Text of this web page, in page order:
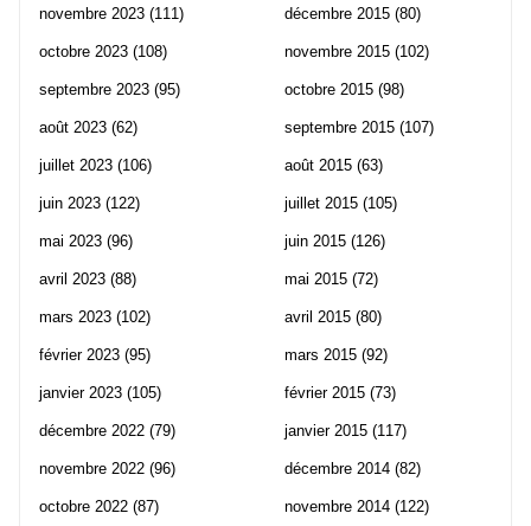
novembre 2023 (111)
octobre 2023 (108)
septembre 2023 (95)
août 2023 (62)
juillet 2023 (106)
juin 2023 (122)
mai 2023 (96)
avril 2023 (88)
mars 2023 (102)
février 2023 (95)
janvier 2023 (105)
décembre 2022 (79)
novembre 2022 (96)
octobre 2022 (87)
décembre 2015 (80)
novembre 2015 (102)
octobre 2015 (98)
septembre 2015 (107)
août 2015 (63)
juillet 2015 (105)
juin 2015 (126)
mai 2015 (72)
avril 2015 (80)
mars 2015 (92)
février 2015 (73)
janvier 2015 (117)
décembre 2014 (82)
novembre 2014 (122)